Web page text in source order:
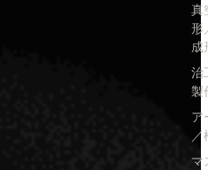
真
形
成
治
製
ア
／
マ